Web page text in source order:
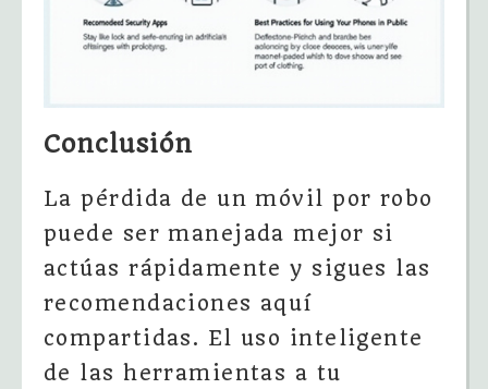
Conclusión
La pérdida de un móvil por robo
puede ser manejada mejor si
actúas rápidamente y sigues las
recomendaciones aquí
compartidas. El uso inteligente
de las herramientas a tu